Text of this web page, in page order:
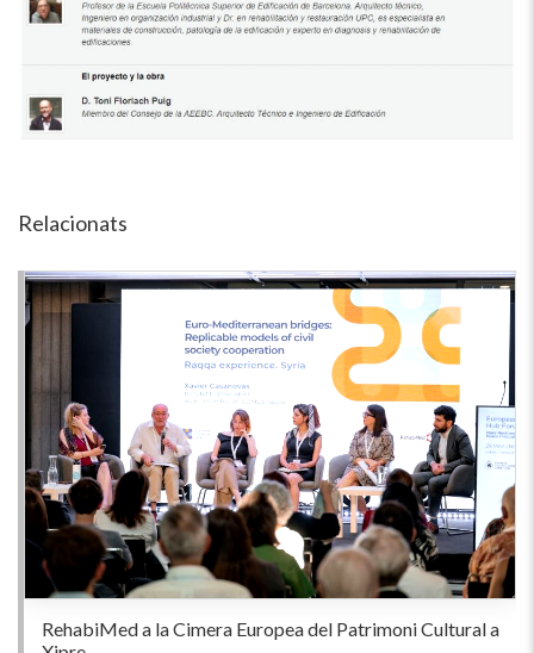
Relacionats
RehabiMed a la Cimera Europea del Patrimoni Cultural a